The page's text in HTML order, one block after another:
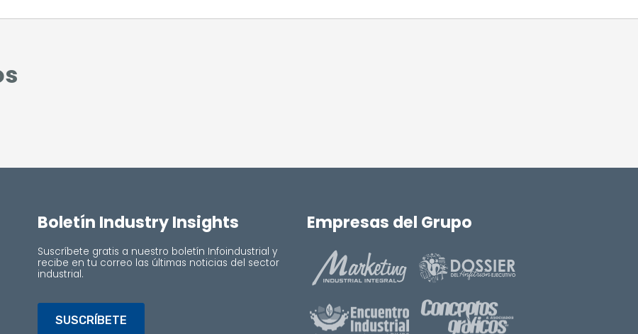
Boletín Industry Insights
Suscríbete gratis a nuestro boletín Infoindustrial y
recibe en tu correo las últimas noticias del sector
industrial.
SUSCRÍBETE
Empresas del Grupo